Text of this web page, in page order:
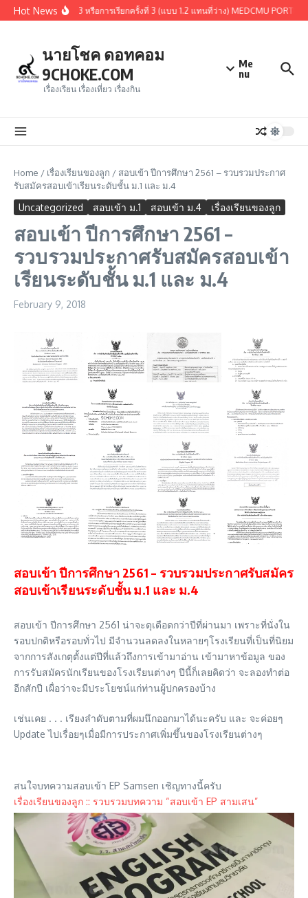
Skip to content
Hot News
การคัดเลือกรอบ 1.3 หรือการเรียกครั้งที่ 3 (แบบ 1.2 แทนที่ว่าง) MEDCMU
นายโชค ดอทคอม
9CHOKE.COM
เรื่องเรียน เรื่องเที่ยว เรื่องกิน
Me
nu
Home / เรื่องเรียนของลูก / สอบเข้า ปีการศึกษา 2561 – รวบรวมประกาศ
รับสมัครสอบเข้าเรียนระดับชั้น ม.1 และ ม.4
Uncategorized สอบเข้า ม.1 สอบเข้า ม.4 เรื่องเรียนของลูก
สอบเข้า ปีการศึกษา 2561 –
รวบรวมประกาศรับสมัครสอบเข้า
เรียนระดับชั้น ม.1 และ ม.4
February 9, 2018
สอบเข้า ปีการศึกษา 2561 – รวบรวมประกาศรับสมัคร
สอบเข้าเรียนระดับชั้น ม.1 และ ม.4
สอบเข้า ปีการศึกษา 2561 น่าจะดุเดือดกว่าปีที่ผ่านมา เพราะที่นั่งใน
รอบปกติหรือรอบทั่วไป มีจำนวนลดลงในหลายๆโรงเรียนที่เป็นที่นิยม
จากการสังเกตุตั้งแต่ปีที่แล้วถึงการเข้ามาอ่าน เข้ามาหาข้อมูล ของ
การรับสมัครนักเรียนของโรงเรียนต่างๆ ปีนี้ก็เลยคิดว่า จะลองทำต่อ
อีกสักปี เผื่อว่าจะมีประโยชน์แก่ท่านผู้ปกครองบ้าง
เช่นเคย . . . เรียงลำดับตามที่ผมนึกออกมาได้นะครับ และ จะค่อยๆ
Update ไปเรื่อยๆเมื่อมีการประกาศเพิ่มขึ้นของโรงเรียนต่างๆ
สนใจบทความสอบเข้า EP Samsen เชิญทางนี้ครับ
เรื่องเรียนของลูก :: รวบรวมบทความ “สอบเข้า EP สามเสน”